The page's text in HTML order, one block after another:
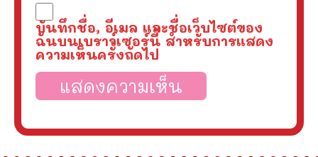
บันทึกชื่อ, อีเมล และชื่อเว็บไซต์ของ
ฉันบนเบราว์เซอร์นี้ สำหรับการแสดง
ความเห็นครั้งถัดไป